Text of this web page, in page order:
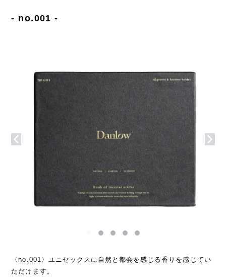
- no.001 -
〈no.001〉ユニセックスに自然と都会を感じる香りを感じてい
ただけます。